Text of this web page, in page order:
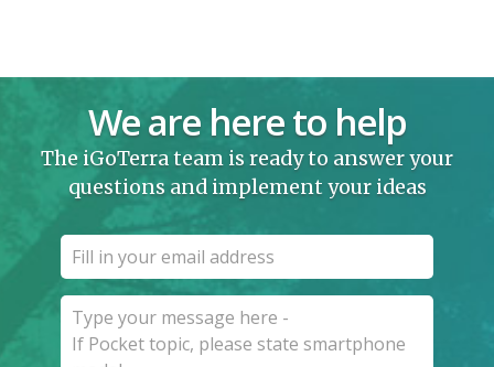
We are here to help
The iGoTerra team is ready to answer your
questions and implement your ideas